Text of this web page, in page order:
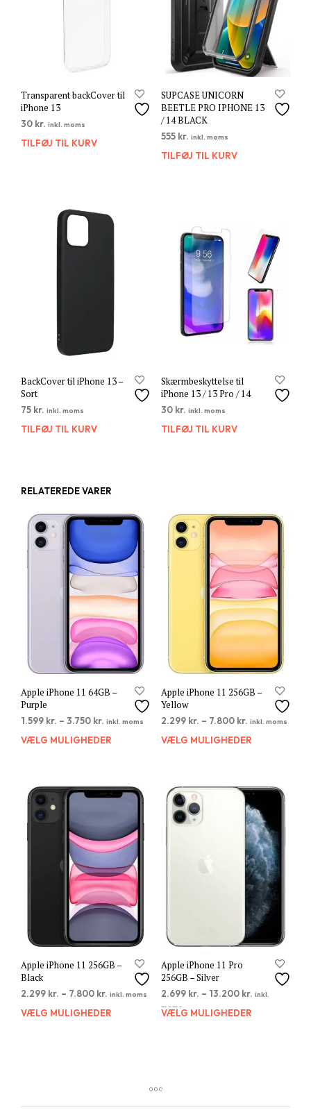
Transparent backCover til
iPhone 13
30 kr. inkl. moms
TILFØJ TIL KURV
SUPCASE UNICORN
BEETLE PRO IPHONE 13
/ 14 BLACK
555 kr. inkl. moms
TILFØJ TIL KURV
BackCover til iPhone 13 –
Sort
75 kr. inkl. moms
TILFØJ TIL KURV
Skærmbeskyttelse til
iPhone 13 / 13 Pro / 14
30 kr. inkl. moms
TILFØJ TIL KURV
RELATEREDE VARER
Apple iPhone 11 64GB –
Purple
1.599 kr. – 3.750 kr. inkl. moms
VÆLG MULIGHEDER
Dette
varianter.
Mulighederne
vælges
Apple iPhone 11 256GB –
Yellow
2.299 kr. – 7.800 kr. inkl. moms
VÆLG MULIGHEDER
Apple iPhone 11 256GB –
Black
2.299 kr. – 7.800 kr. inkl. moms
VÆLG MULIGHEDER
Dette
Mulighederne
Apple iPhone 11 Pro
256GB – Silver
2.699 kr. – 13.200 kr. inkl.
moms
VÆLG MULIGHEDER